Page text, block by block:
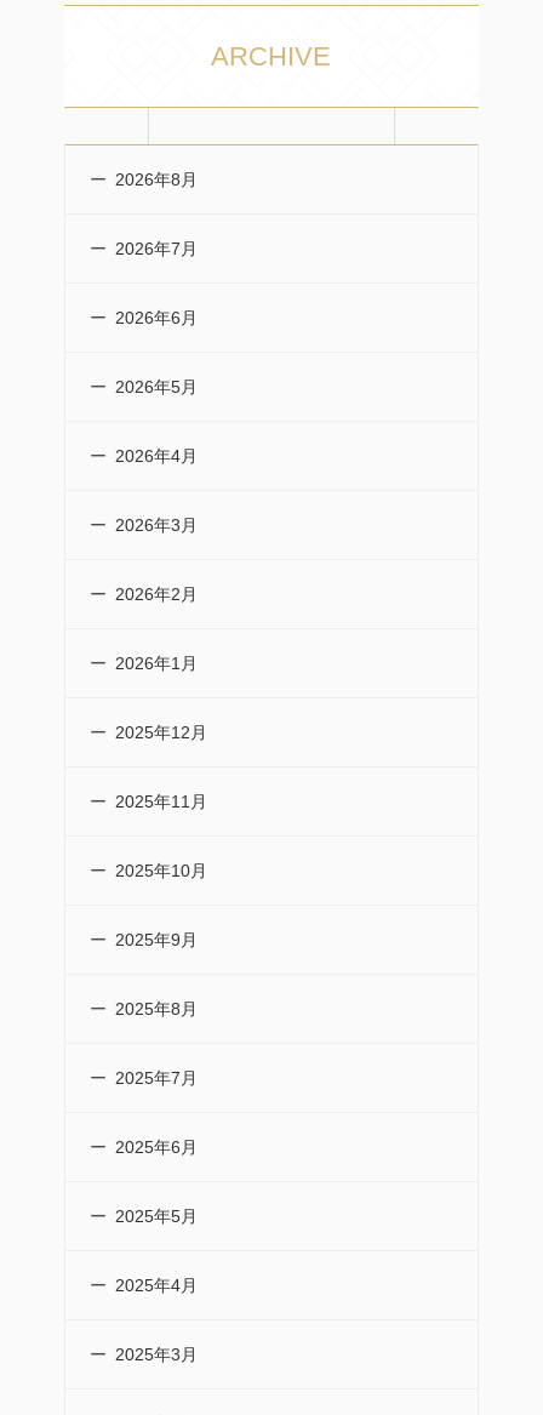
ARCHIVE
2026年8月
2026年7月
2026年6月
2026年5月
2026年4月
2026年3月
2026年2月
2026年1月
2025年12月
2025年11月
2025年10月
2025年9月
2025年8月
2025年7月
2025年6月
2025年5月
2025年4月
2025年3月